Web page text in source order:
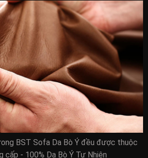
BST Sofa Da Bò Ý đều được thuộc
cấp - 100% Da Bò Ý Tự Nhiên